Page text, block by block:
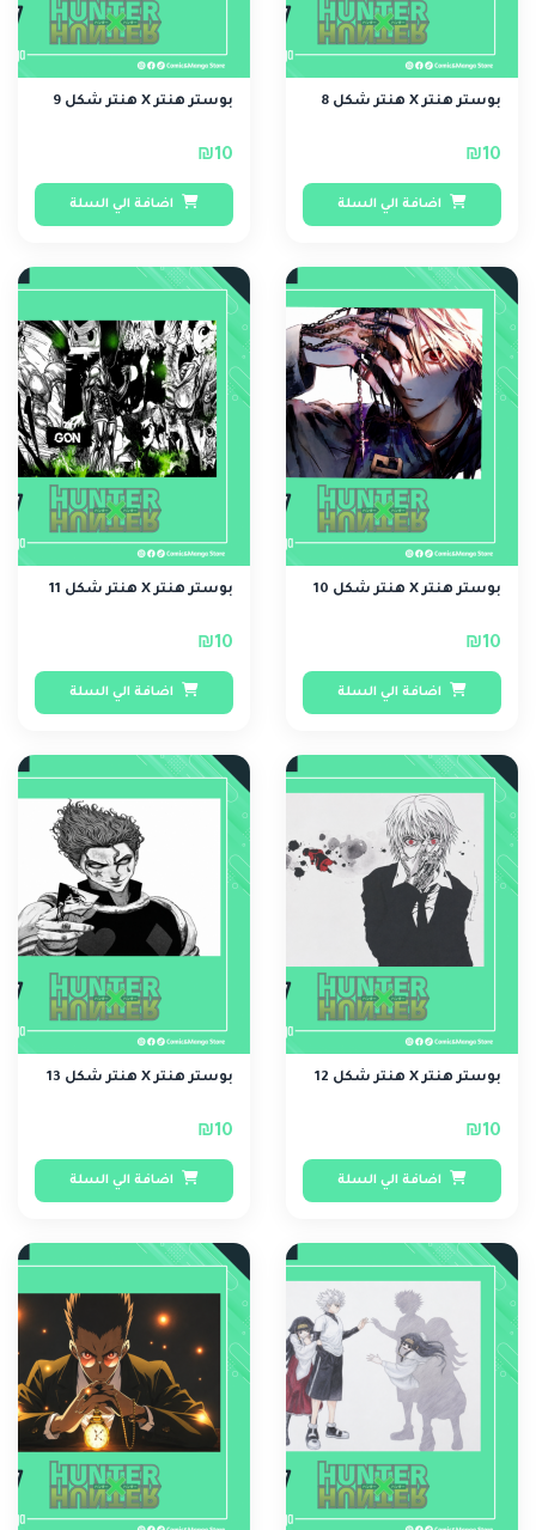
بوستر هنتر X هنتر شكل 8
₪10
اضافة الي السلة
بوستر هنتر X هنتر شكل 9
₪10
اضافة الي السلة
بوستر هنتر X هنتر شكل 10
₪10
اضافة الي السلة
بوستر هنتر X هنتر شكل 11
₪10
اضافة الي السلة
بوستر هنتر X هنتر شكل 12
₪10
اضافة الي السلة
بوستر هنتر X هنتر شكل 13
₪10
اضافة الي السلة